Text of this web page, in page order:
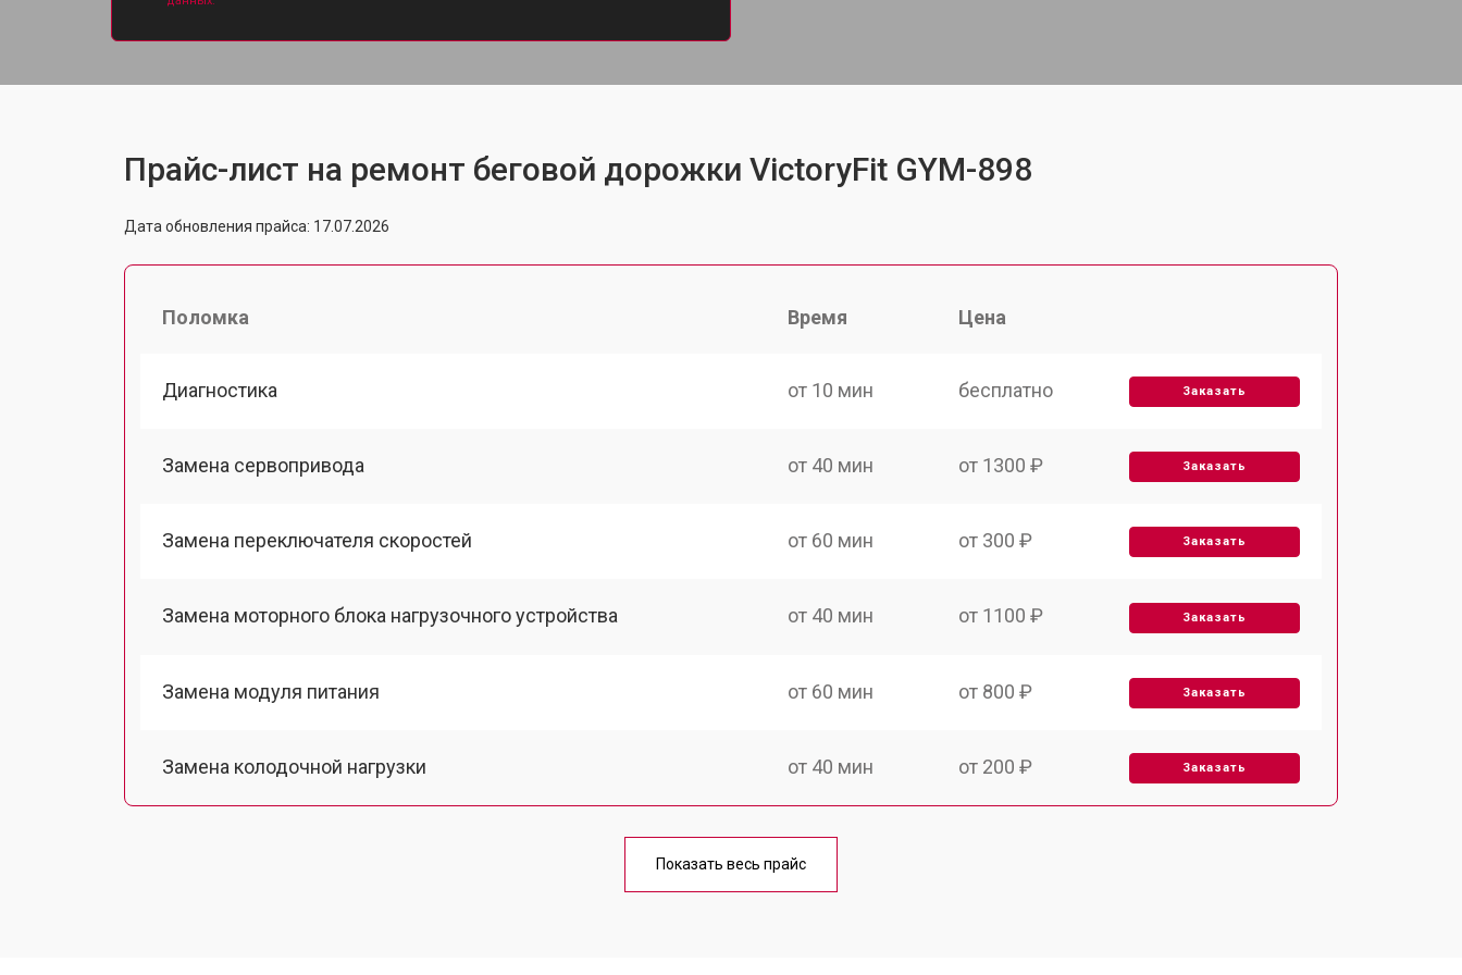
Прайс-лист на ремонт беговой дорожки VictoryFit GYM-898
Дата обновления прайса: 17.07.2026
Поломка Время Цена
Диагностика от 10 мин бесплатно Заказать
Замена сервопривода от 40 мин от 1300 ₽ Заказать
Замена переключателя скоростей от 60 мин от 300 ₽ Заказать
Замена моторного блока нагрузочного устройства от 40 мин от 1100 ₽ Заказать
Замена модуля питания от 60 мин от 800 ₽ Заказать
Замена колодочной нагрузки от 40 мин от 200 ₽ Заказать
от 70 мин
Показать весь прайс